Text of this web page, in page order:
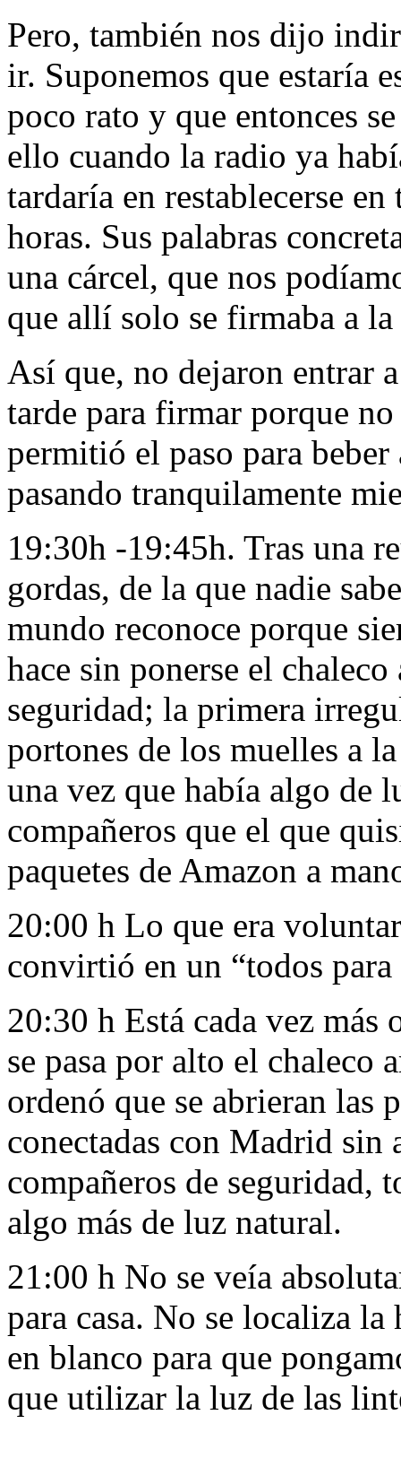
Pero, también nos dijo
ir. Suponemos que estaría
poco rato y que entonces
ello cuando la radio ya
tardaría en restablecerse
horas. Sus palabras
una cárcel, que nos
que allí solo se firmaba a
Así que, no dejaron entrar
tarde para firmar porque
permitió el paso para
pasando tranquilamente
19:30h -19:45h. Tras una
gordas, de la que nadie
mundo reconoce porque
hace sin ponerse el
seguridad; la primera
portones de los muelles a
una vez que había algo de
compañeros que el que
paquetes de Amazon a
20:00 h Lo que era
convirtió en un “todos
20:30 h Está cada vez
se pasa por alto el chaleco
ordenó que se abrieran las
conectadas con Madrid sin
compañeros de seguridad,
algo más de luz natural.
21:00 h No se veía
para casa. No se localiza
en blanco para que
que utilizar la luz de las